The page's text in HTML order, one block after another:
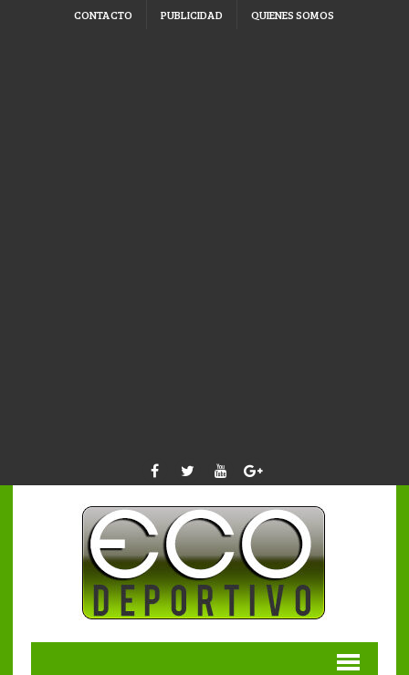
CONTACTO PUBLICIDAD QUIENES SOMOS